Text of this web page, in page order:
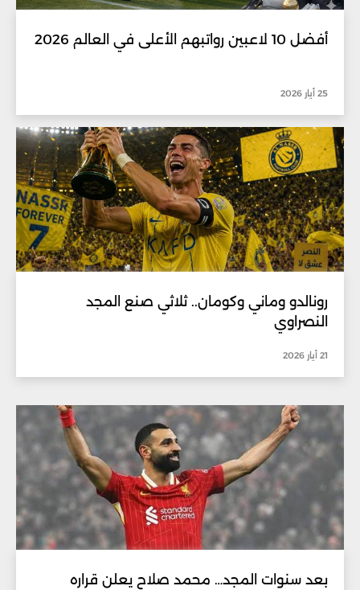
أفضل 10 لاعبين رواتبهم الأعلى في العالم 2026
25 أيار 2026
رونالدو وماني وكومان.. ثلاثي صنع المجد
النصراوي
21 أيار 2026
بعد سنوات المجد… محمد صلاح يعلن قراره